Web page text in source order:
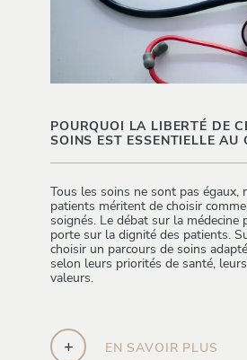
POURQUOI LA LIBERTÉ DE
SOINS EST ESSENTIELLE AU
Tous les soins ne sont pas égaux,
patients méritent de choisir
soignés. Le débat sur la médecine
porte sur la dignité des patients.
choisir un parcours de soins
selon leurs priorités de santé,
valeurs.
+ EN SAVOIR PLUS